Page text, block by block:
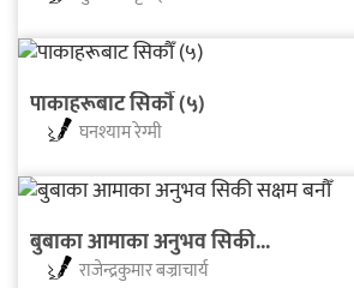
पाकाहरूबाट सिकाैँ (५)
घनश्याम रेग्मी
बुबाका आमाका अनुभव सिकी...
राजेन्द्रकुमार बज्राचार्य